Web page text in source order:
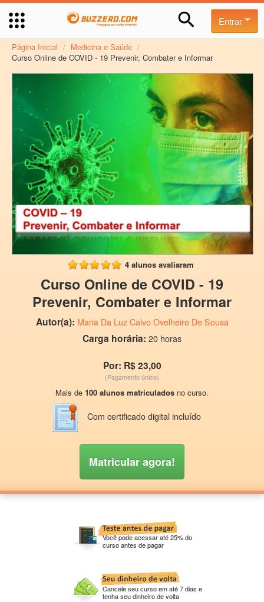
Entrar
Página Inicial / Medicina e Saúde /
Curso Online de COVID - 19 Prevenir, Combater e Informar
4 alunos avaliaram
Curso Online de COVID - 19
Prevenir, Combater e Informar
Autor(a): Maria Da Luz Calvo Ovelheiro De Sousa
Carga horária: 20 horas
Por: R$ 23,00
(Pagamento único)
Mais de 100 alunos matriculados no curso.
Com certificado digital incluído
Matricular agora!
Você pode acessar até 25% do
curso antes de pagar
Cancele seu curso em até 7 dias e
tenha seu dinheiro de volta